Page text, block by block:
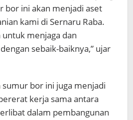
bor ini akan menjadi aset
kami di Sernaru Raba.
menjaga dan
sebaik-baiknya,” ujar
bor ini juga menjadi
kerja sama antara
dalam pembangunan